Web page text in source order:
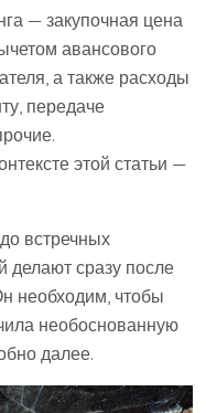
— закупочная цена
авансового
а также расходы
передаче
этой статьи —
встречных
делают сразу после
необходим, чтобы
необоснованную
далее.